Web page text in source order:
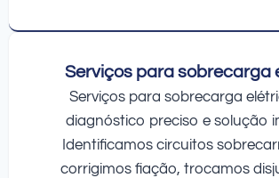
Serviços para sobrecarga
Serviços para sobrecarga
diagnóstico preciso e solução
Identificamos circuitos
corrigimos fiação, trocamos